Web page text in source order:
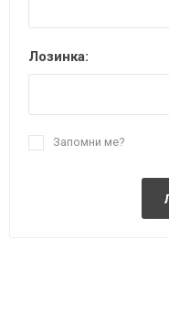
Лозинка:
Запомни ме?